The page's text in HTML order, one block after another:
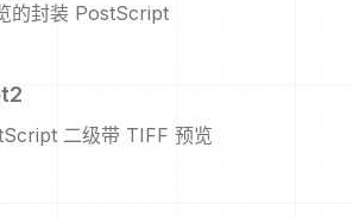
的封装 PostScript
二级带 TIFF 预览